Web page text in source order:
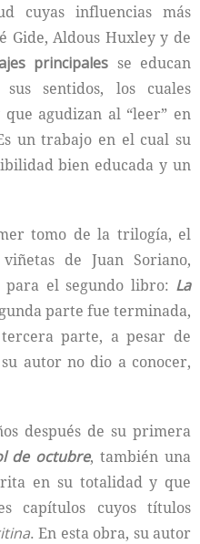
cuyas influencias más
Gide, Aldous Huxley y de
principales se educan
sentidos, los cuales
agudizan al “leer” en
un trabajo en el cual su
bien educada y un
tomo de la trilogía, el
de Juan Soriano,
el segundo libro: La
parte fue terminada,
parte, a pesar de
autor no dio a conocer,
después de su primera
de octubre, también una
en su totalidad y que
capítulos cuyos títulos
. En esta obra, su autor